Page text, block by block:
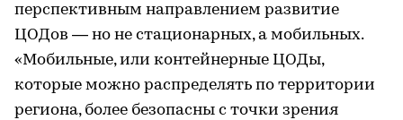
перспективным направлением развитие
ЦОДов — но не стационарных, а мобильных.
«Мобильные, или контейнерные ЦОДы,
которые можно распределять по территории
региона, более безопасны с точки зрения